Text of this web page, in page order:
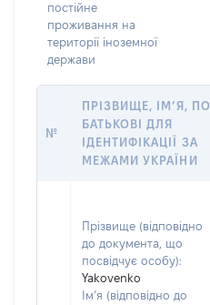
постійне
проживання на
території іноземної
держави
№
ПРІЗВИЩЕ, ІМ’Я, ПО
БАТЬКОВІ ДЛЯ
ІДЕНТИФІКАЦІЇ ЗА
МЕЖАМИ УКРАЇНИ
Прізвище (відповідно
до документа, що
посвідчує особу):
Yakovenko
Ім’я (відповідно до